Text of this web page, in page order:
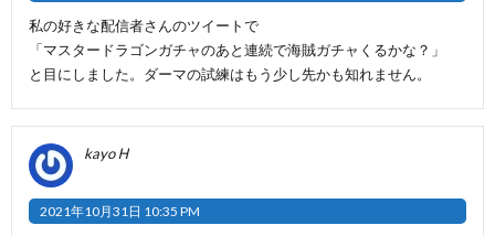
私の好きな配信者さんのツイートで
「マスタードラゴンガチャのあと連続で海賊ガチャくるかな？」
と目にしました。ダーマの試練はもう少し先かも知れません。
kayo Ꮋ
2021年10月31日 10:35 PM